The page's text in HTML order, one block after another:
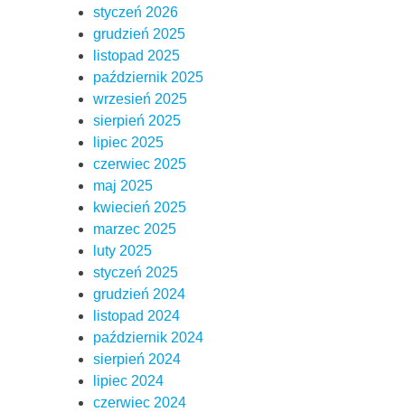
styczeń 2026
grudzień 2025
listopad 2025
październik 2025
wrzesień 2025
sierpień 2025
lipiec 2025
czerwiec 2025
maj 2025
kwiecień 2025
marzec 2025
luty 2025
styczeń 2025
grudzień 2024
listopad 2024
październik 2024
sierpień 2024
lipiec 2024
czerwiec 2024